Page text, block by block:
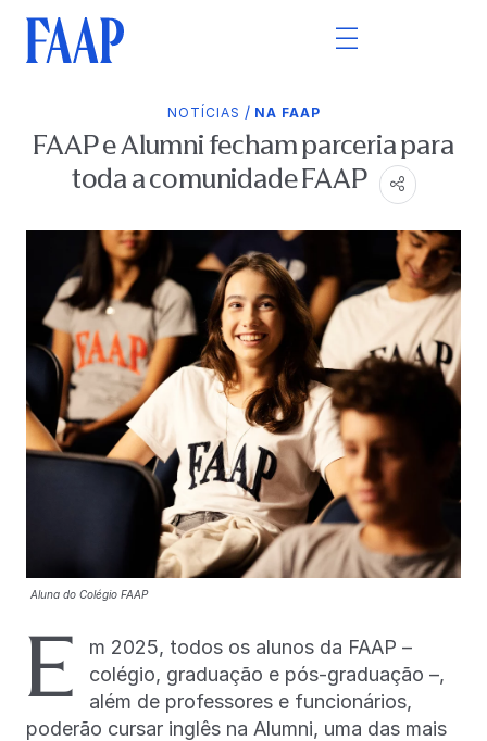
NOTÍCIAS / NA FAAP
FAAP e Alumni fecham parceria para
toda a comunidade FAAP
Aluna do Colégio FAAP
E
m 2025, todos os alunos da FAAP –
colégio, graduação e pós-graduação –,
além de professores e funcionários,
poderão cursar inglês na Alumni, uma das mais